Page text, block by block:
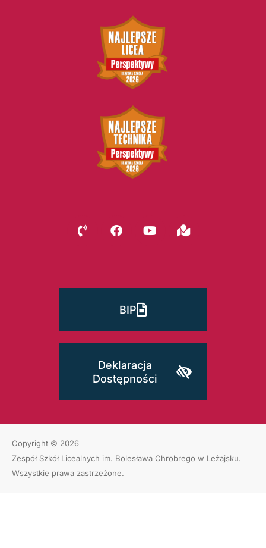
BIP
Deklaracja
Dostępności
Copyright © 2026
Zespół Szkół Licealnych im. Bolesława Chrobrego w Leżajsku.
Wszystkie prawa zastrzeżone.